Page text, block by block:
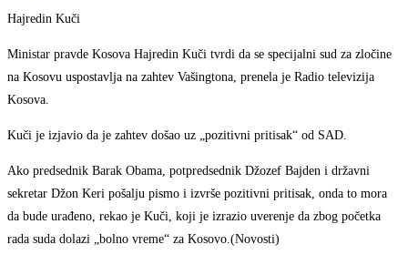
Hajredin Kuči
Ministar pravde Kosova Hajredin Kuči tvrdi da se specijalni sud za zločine
na Kosovu uspostavlja na zahtev Vašingtona, prenela je Radio televizija
Kosova.
Kuči je izjavio da je zahtev došao uz „pozitivni pritisak“ od SAD.
Ako predsednik Barak Obama, potpredsednik Džozef Bajden i državni
sekretar Džon Keri pošalju pismo i izvrše pozitivni pritisak, onda to mora
da bude urađeno, rekao je Kuči, koji je izrazio uverenje da zbog početka
rada suda dolazi „bolno vreme“ za Kosovo.(Novosti)